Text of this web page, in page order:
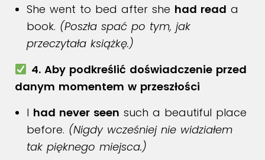
She went to bed after she had read a
book. (Poszła spać po tym, jak
przeczytała książkę.)
4. Aby podkreślić doświadczenie przed
danym momentem w przeszłości
I had never seen such a beautiful place
before. (Nigdy wcześniej nie widziałem
tak pięknego miejsca.)